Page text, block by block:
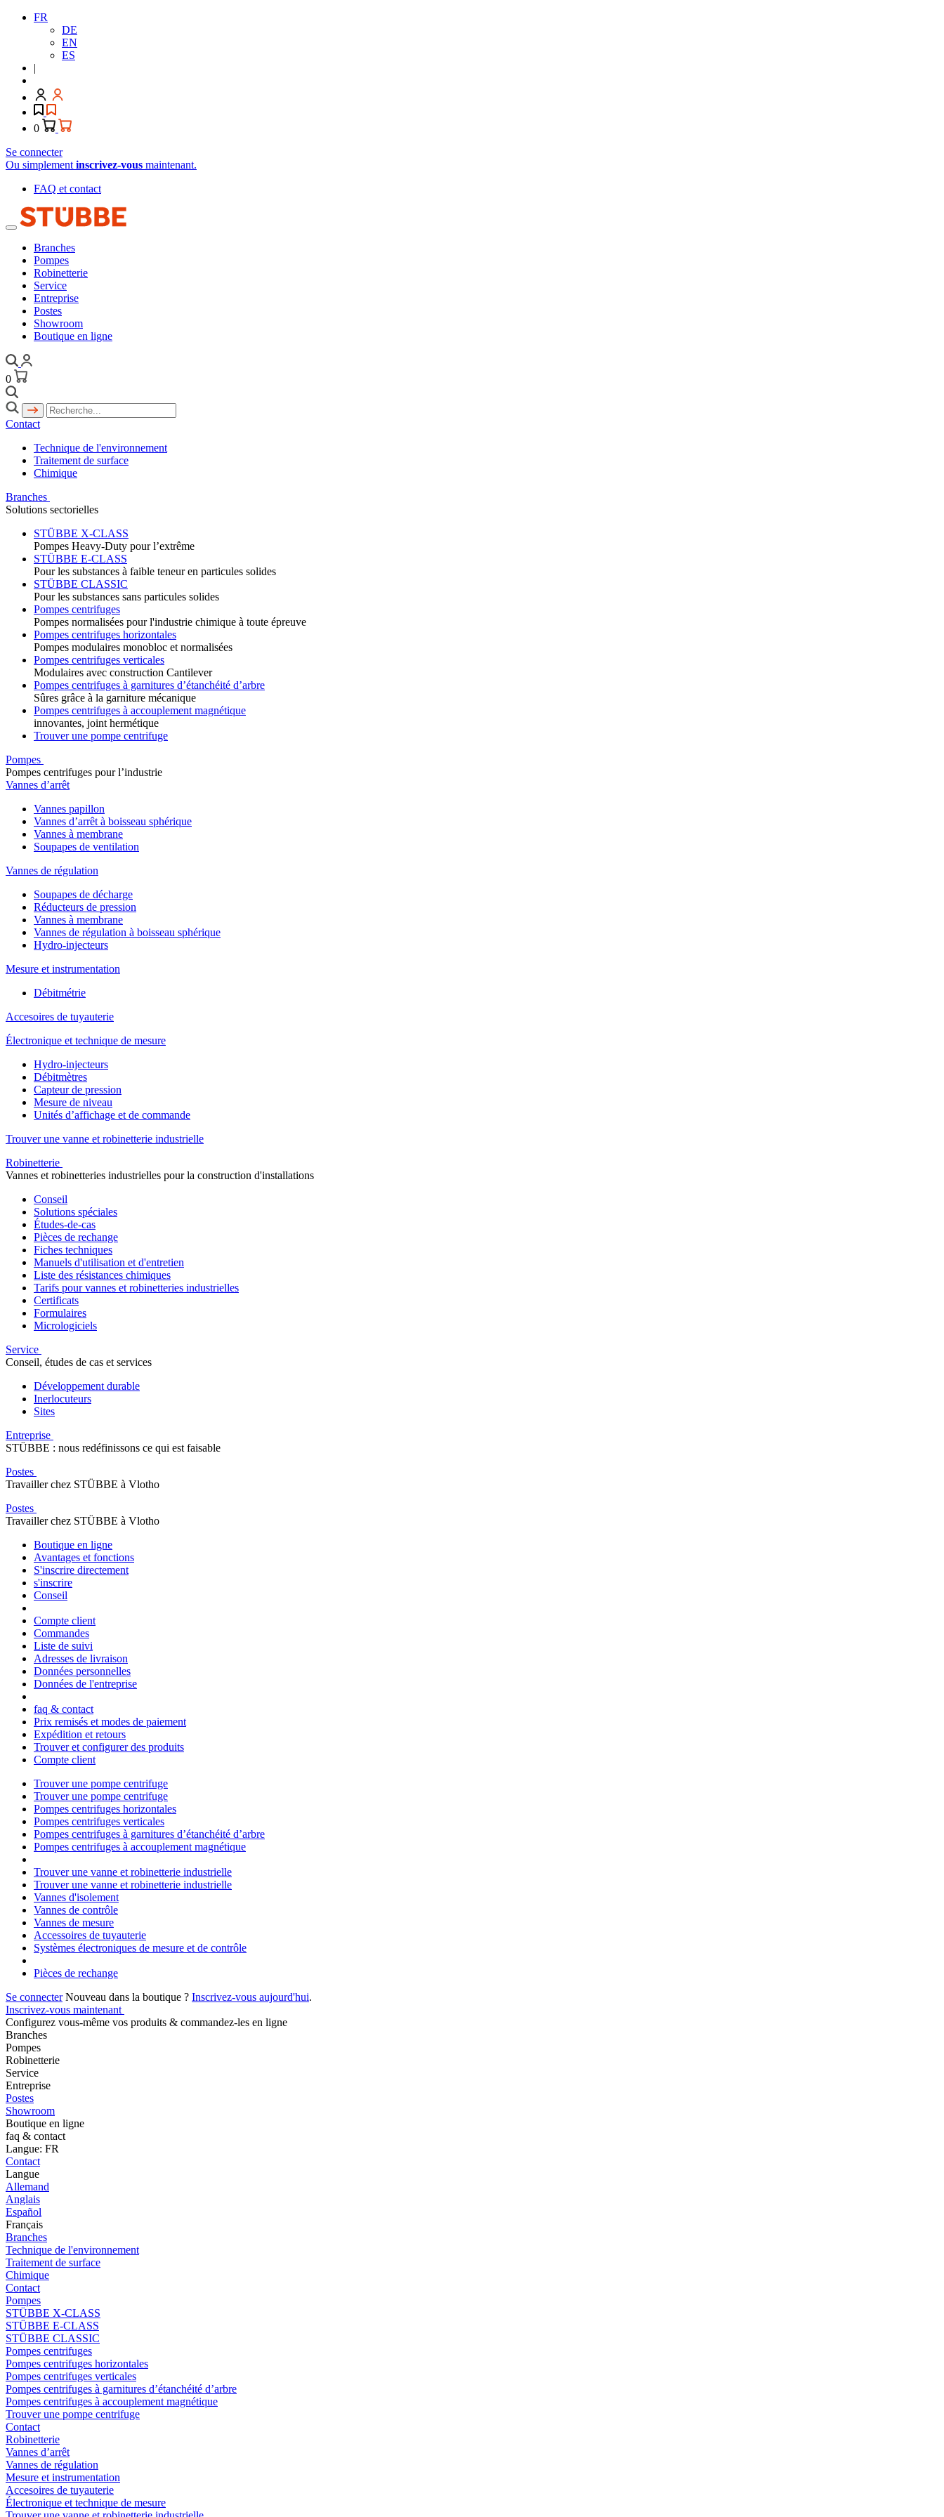
FR
DE
EN
ES
|
0
Se connecter
Ou simplement inscrivez-vous maintenant.
FAQ et contact
Branches
Pompes
Robinetterie
Service
Entreprise
Postes
Showroom
Boutique en ligne
0
Contact
Technique de l'environnement
Traitement de surface
Chimique
Branches
Solutions sectorielles
STÜBBE X-CLASS
Pompes Heavy-Duty pour l’extrême
STÜBBE E-CLASS
Pour les substances à faible teneur en particules solides
STÜBBE CLASSIC
Pour les substances sans particules solides
Pompes centrifuges
Pompes normalisées pour l'industrie chimique à toute épreuve
Pompes centrifuges horizontales
Pompes modulaires monobloc et normalisées
Pompes centrifuges verticales
Modulaires avec construction Cantilever
Pompes centrifuges à garnitures d’étanchéité d’arbre
Sûres grâce à la garniture mécanique
Pompes centrifuges à accouplement magnétique
innovantes, joint hermétique
Trouver une pompe centrifuge
Pompes
Pompes centrifuges pour l’industrie
Vannes d’arrêt
Vannes papillon
Vannes d’arrêt à boisseau sphérique
Vannes à membrane
Soupapes de ventilation
Vannes de régulation
Soupapes de décharge
Réducteurs de pression
Vannes à membrane
Vannes de régulation à boisseau sphérique
Hydro-injecteurs
Mesure et instrumentation
Débitmétrie
Accesoires de tuyauterie
Électronique et technique de mesure
Hydro-injecteurs
Débitmètres
Capteur de pression
Mesure de niveau
Unités d’affichage et de commande
Trouver une vanne et robinetterie industrielle
Robinetterie
Vannes et robinetteries industrielles pour la construction d'installations
Conseil
Solutions spéciales
Études-de-cas
Pièces de rechange
Fiches techniques
Manuels d'utilisation et d'entretien
Liste des résistances chimiques
Tarifs pour vannes et robinetteries industrielles
Certificats
Formulaires
Micrologiciels
Service
Conseil, études de cas et services
Développement durable
Inerlocuteurs
Sites
Entreprise
STÜBBE : nous redéfinissons ce qui est faisable
Postes
Travailler chez STÜBBE à Vlotho
Postes
Travailler chez STÜBBE à Vlotho
Boutique en ligne
Avantages et fonctions
S'inscrire directement
s'inscrire
Conseil
Compte client
Commandes
Liste de suivi
Adresses de livraison
Données personnelles
Données de l'entreprise
faq & contact
Prix remisés et modes de paiement
Expédition et retours
Trouver et configurer des produits
Compte client
Trouver une pompe centrifuge
Trouver une pompe centrifuge
Pompes centrifuges horizontales
Pompes centrifuges verticales
Pompes centrifuges à garnitures d’étanchéité d’arbre
Pompes centrifuges à accouplement magnétique
Trouver une vanne et robinetterie industrielle
Trouver une vanne et robinetterie industrielle
Vannes d'isolement
Vannes de contrôle
Vannes de mesure
Accessoires de tuyauterie
Systèmes électroniques de mesure et de contrôle
Pièces de rechange
Se connecter Nouveau dans la boutique ? Inscrivez-vous aujourd'hui.
Inscrivez-vous maintenant
Configurez vous-même vos produits & commandez-les en ligne
Branches
Pompes
Robinetterie
Service
Entreprise
Postes
Showroom
Boutique en ligne
faq & contact
Langue: FR
Contact
Langue
Allemand
Anglais
Español
Français
Branches
Technique de l'environnement
Traitement de surface
Chimique
Contact
Pompes
STÜBBE X-CLASS
STÜBBE E-CLASS
STÜBBE CLASSIC
Pompes centrifuges
Pompes centrifuges horizontales
Pompes centrifuges verticales
Pompes centrifuges à garnitures d’étanchéité d’arbre
Pompes centrifuges à accouplement magnétique
Trouver une pompe centrifuge
Contact
Robinetterie
Vannes d’arrêt
Vannes de régulation
Mesure et instrumentation
Accesoires de tuyauterie
Électronique et technique de mesure